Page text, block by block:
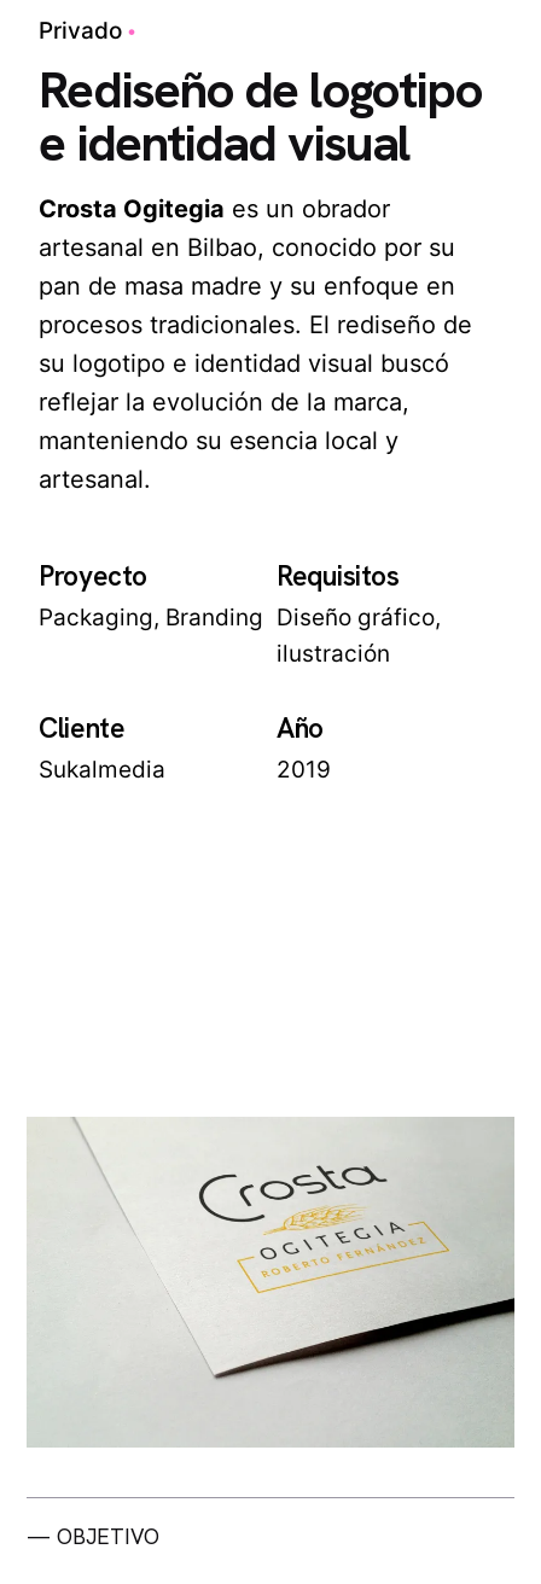
Privado
Rediseño de logotipo
e identidad visual
Crosta Ogitegia es un obrador
artesanal en Bilbao, conocido por su
pan de masa madre y su enfoque en
procesos tradicionales. El rediseño de
su logotipo e identidad visual buscó
reflejar la evolución de la marca,
manteniendo su esencia local y
artesanal.
Proyecto
Packaging, Branding
Requisitos
Diseño gráfico,
ilustración
Cliente
Sukalmedia
Año
2019
— OBJETIVO